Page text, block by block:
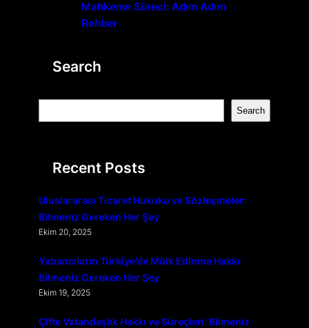
Mahkeme Süreci: Adım Adım
Rehber
Search
e
Search
Recent Posts
Uluslararası Ticaret Hukuku ve Sözleşmeler:
Bilmeniz Gereken Her Şey
Ekim 20, 2025
Yabancıların Türkiye’de Mülk Edinme Hakkı:
Bilmeniz Gereken Her Şey
Ekim 19, 2025
Çifte Vatandaşlık Hakkı ve Süreçleri: Bilmeniz